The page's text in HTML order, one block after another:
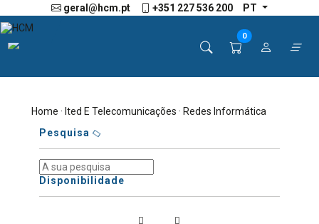
geral@hcm.pt +351 227 536 200 PT
0
Home ·Ited E Telecomunicações · Redes Informática
Pesquisa
Disponibilidade